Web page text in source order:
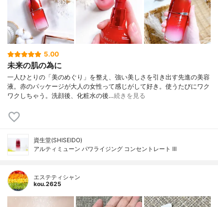
5.00
未来の肌の為に
一人ひとりの「美のめぐり」を整え、強い美しさを引き出す先進の美容
液。赤のパッケージが大人の女性って感じがして好き。使うたびにワク
ワクしちゃう。洗顔後、化粧水の後…続きを見る
資生堂(SHISEIDO)
アルティミューン パワライジング コンセントレート III
エステティシャン
kou.2625